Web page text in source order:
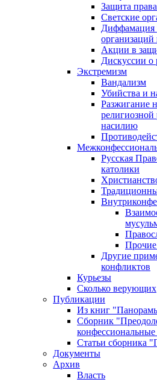
Защита
Светские
Диффамация
Акции в
Дискуссии о
Экстремизм
Вандализм
Убийства и
Разжигание
насилию
Русская
католики
Другие
конфликтов
Курьезы
Сколько верующих
Публикации
Из книг
Сборник
Статьи сборника
Документы
Архив
Власть